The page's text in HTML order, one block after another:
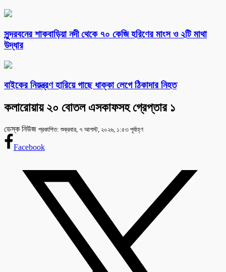
সুন্দরবনের শাকবাড়িয়া নদী থেকে ৭০ কেজি হরিণের মাংস ও ২টি মাথা
উদ্ধার
বাইকের নিয়ন্ত্রণ হারিয়ে গাছে ধাক্কা লেগে ঠিকাদার নিহত
কলারোয়ায় ২০ বোতল এসকাফসহ গ্রেপ্তার ১
ডেস্ক নিউজ প্রকাশিত: শুক্রবার, ৭ আগস্ট, ২০২৬, ১:৫৩ পূর্বাহ্ণ
Facebook